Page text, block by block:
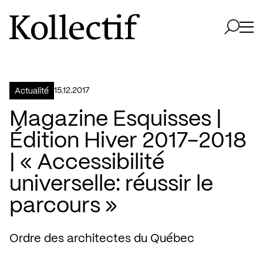
Aller à la page d'accueil
Logo Kollectif
Actualité 15.12.2017
Magazine Esquisses |
Édition Hiver 2017-2018
| « Accessibilité
universelle: réussir le
parcours »
Ordre des architectes du Québec